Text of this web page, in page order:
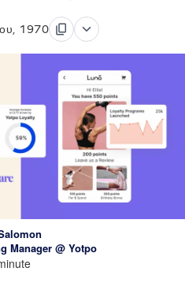
1970
Manager @ Yotpo